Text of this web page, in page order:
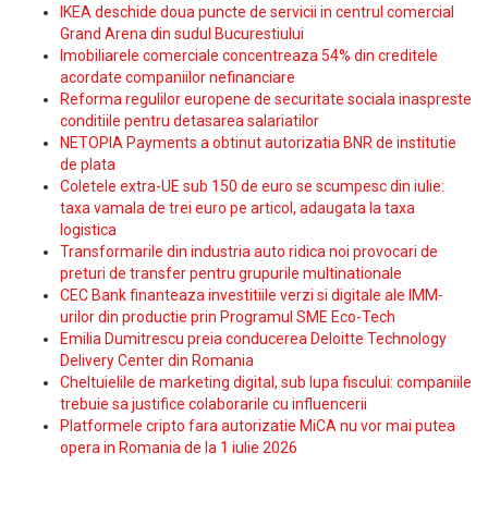
IKEA deschide doua puncte de servicii in centrul comercial
Grand Arena din sudul Bucurestiului
Imobiliarele comerciale concentreaza 54% din creditele
acordate companiilor nefinanciare
Reforma regulilor europene de securitate sociala inaspreste
conditiile pentru detasarea salariatilor
NETOPIA Payments a obtinut autorizatia BNR de institutie
de plata
Coletele extra-UE sub 150 de euro se scumpesc din iulie:
taxa vamala de trei euro pe articol, adaugata la taxa
logistica
Transformarile din industria auto ridica noi provocari de
preturi de transfer pentru grupurile multinationale
CEC Bank finanteaza investitiile verzi si digitale ale IMM-
urilor din productie prin Programul SME Eco-Tech
Emilia Dumitrescu preia conducerea Deloitte Technology
Delivery Center din Romania
Cheltuielile de marketing digital, sub lupa fiscului: companiile
trebuie sa justifice colaborarile cu influencerii
Platformele cripto fara autorizatie MiCA nu vor mai putea
opera in Romania de la 1 iulie 2026